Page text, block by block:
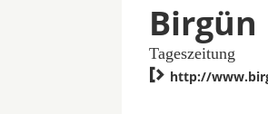
Birgün
Tageszeitung
 http://